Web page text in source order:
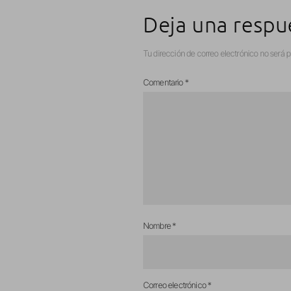
Deja una
Tu dirección de correo electrónico no será
Comentario *
Nombre*
Correo electrónico*